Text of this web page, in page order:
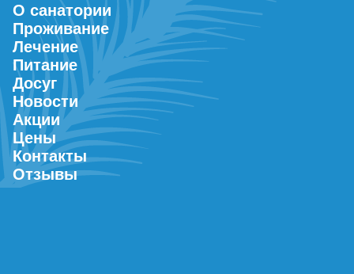
О санатории
Проживание
Лечение
Питание
Досуг
Новости
Акции
Цены
Контакты
Отзывы